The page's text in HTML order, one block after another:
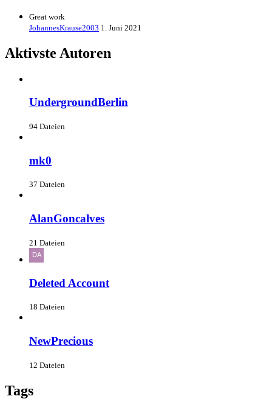
Great work
JohannesKrause2003 1. Juni 2021
Aktivste Autoren
UndergroundBerlin
94 Dateien
mk0
37 Dateien
AlanGoncalves
21 Dateien
Deleted Account
18 Dateien
NewPrecious
12 Dateien
Tags